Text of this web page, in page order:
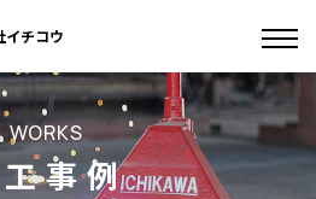
イチコウ
WORKS
事例